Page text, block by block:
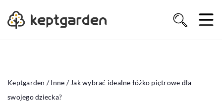
Keptgarden /Inne / Jak wybrać idealne łóżko piętrowe dla
swojego dziecka?